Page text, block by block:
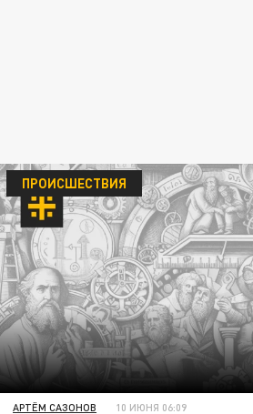
ПРОИСШЕСТВИЯ
АРТЁМ САЗОНОВ 10 ИЮНЯ 06:09